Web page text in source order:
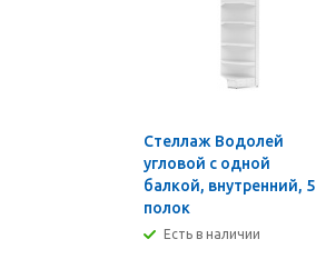
Стеллаж Водолей
угловой с одной
балкой, внутренний, 5
полок
Есть в наличии